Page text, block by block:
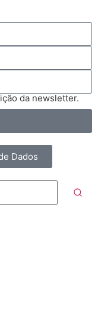
da newsletter.
Dados